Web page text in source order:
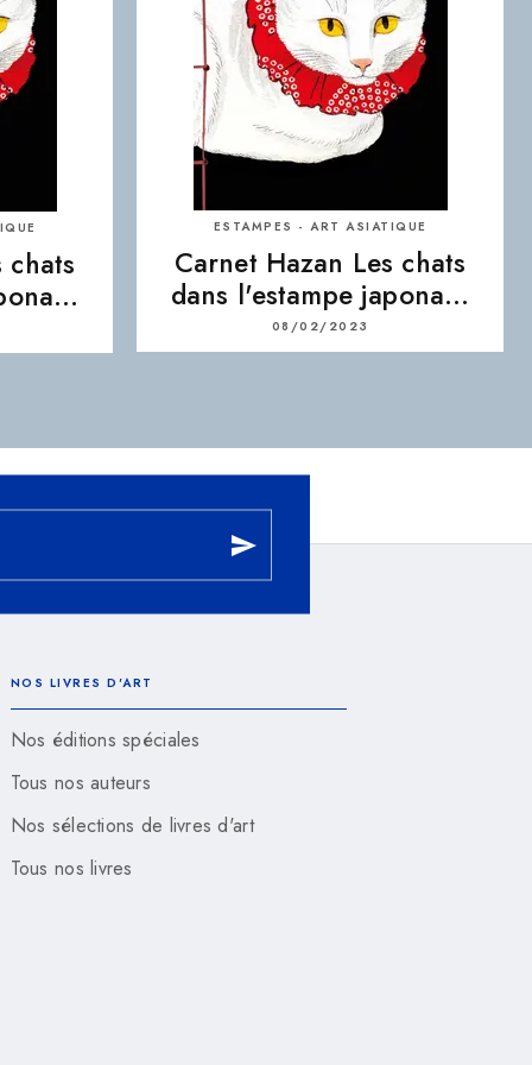
chats
ESTAMPES - ART ASIATIQUE
Carnet Hazan Les chats
dans l'estampe japona…
08/02/2023
send
NOS LIVRES D'ART
Nos éditions spéciales
Tous nos auteurs
Nos sélections de livres d'art
Tous nos livres